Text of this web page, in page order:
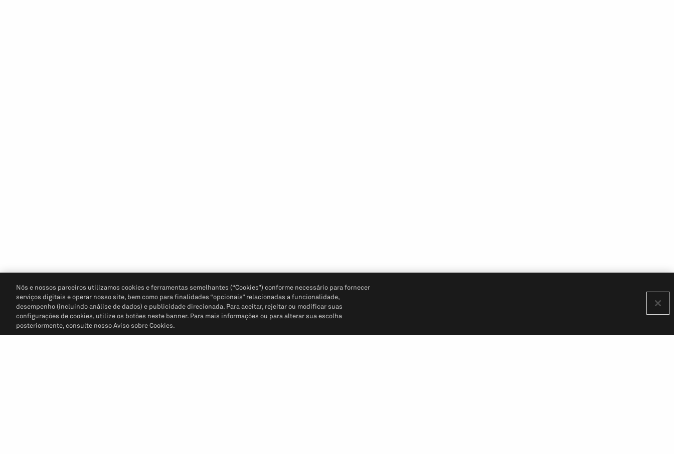
Nós e nossos parceiros utilizamos cookies e ferramentas semelhantes (“Cookies”) conforme necessário para fornecer
serviços digitais e operar nosso site, bem como para finalidades “opcionais” relacionadas a funcionalidade,
desempenho (incluindo análise de dados) e publicidade direcionada. Para aceitar, rejeitar ou modificar suas
configurações de cookies, utilize os botões neste banner. Para mais informações ou para alterar sua escolha
posteriormente, consulte nosso Aviso sobre Cookies.